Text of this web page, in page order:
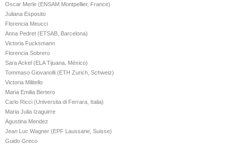
Oscar Merle (ENSAM Montpellier, France)
Juliana Esposito
Florencia Meucci
Anna Pedret (ETSAB, Barcelona)
Victoria Fucksmann
Florencia Sobrero
Sara Ackel (ELA Tijuana, México)
Tommaso Giovanolli (ETH Zurich, Schweiz)
Victoria Militello
Maria Emilia Bertero
Carlo Ricci (Universita di Ferrara, Italia)
Maria Julia Izaguirre
Agustina Mendez
Jean Luc Wagner (EPF Laussane, Suisse)
Guido Greco